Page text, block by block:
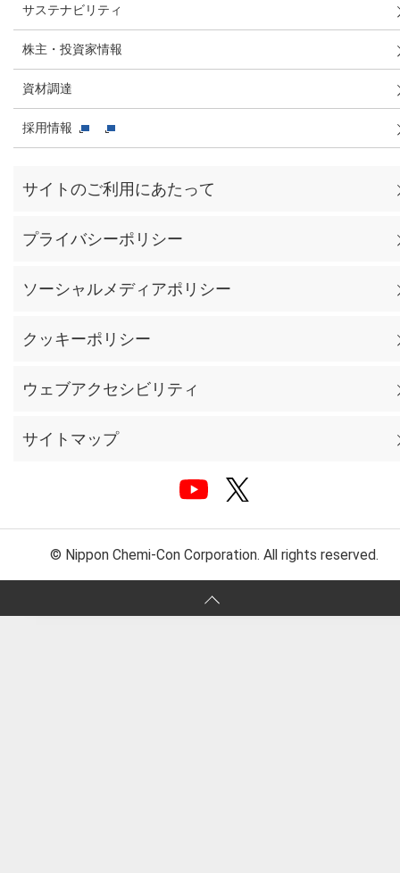
サステナビリティ
株主・投資家情報
資材調達
採用情報
サイトのご利用にあたって
プライバシーポリシー
ソーシャルメディアポリシー
クッキーポリシー
ウェブアクセシビリティ
サイトマップ
© Nippon Chemi-Con Corporation. All rights reserved.